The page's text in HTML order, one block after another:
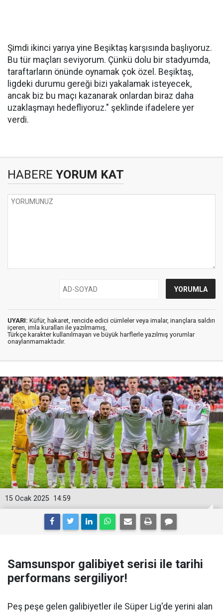
Şimdi ikinci yarıya yine Beşiktaş karşısında başlıyoruz.
Bu tür maçları seviyorum. Çünkü dolu bir stadyumda,
taraftarların önünde oynamak çok özel. Beşiktaş,
ligdeki durumu gereği bizi yakalamak isteyecek,
ancak biz bu maçı kazanarak onlardan biraz daha
uzaklaşmayı hedefliyoruz." şeklinde ifadelere yer
verdi.
HABERE YORUM KAT
UYARI: Küfür, hakaret, rencide edici cümleler veya imalar, inançlara saldırı
içeren, imla kuralları ile yazılmamış,
Türkçe karakter kullanılmayan ve büyük harflerle yazılmış yorumlar
onaylanmamaktadır.
14:59
15 Ocak 2025
Samsunspor galibiyet serisi ile tarihi
performans sergiliyor!
Peş peşe gelen galibiyetler ile Süper Lig'de yerini alan